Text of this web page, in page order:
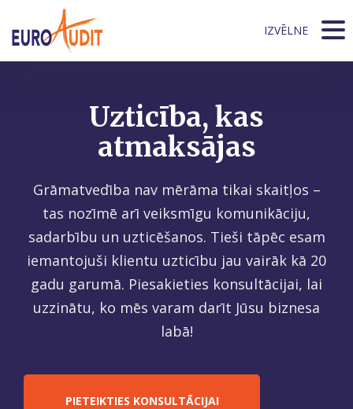
IZVĒLNE
Uzticība, kas
atmaksājas
Grāmatvedība nav mērāma tikai skaitļos –
tas nozīmē arī veiksmīgu komunikāciju,
sadarbību un uzticēšanos. Tieši tāpēc esam
iemantojuši klientu uzticību jau vairāk kā 20
gadu garumā. Piesakieties konsultācijai, lai
uzzinātu, ko mēs varam darīt Jūsu biznesa
labā!
PIETEIKTIES KONSULTĀCIJAI